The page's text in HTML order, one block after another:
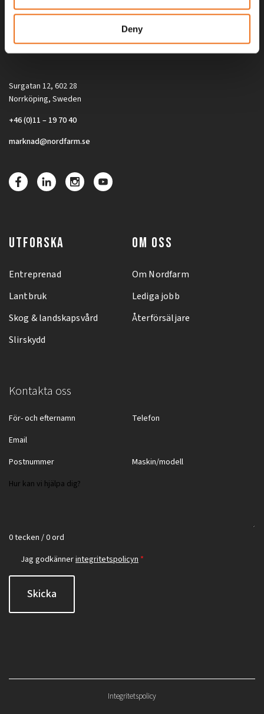
Deny
Alla priser på tillbehör och tillval gäller vid köp av ny maskin. Priserna
gäller inte vid köp av enskild produkt, till exempel
Surgatan 12, 602 28
Norrköping, Sweden
+46 (0)11 – 19 70 40
marknad@nordfarm.se
UTFORSKA
Entreprenad
Lantbruk
Skog & landskapsvård
Slirskydd
OM OSS
Om Nordfarm
Lediga jobb
Återförsäljare
Kontakta oss
0 tecken / 0 ord
Jag godkännerintegritetspolicyn *
Skicka
Integritetspolicy